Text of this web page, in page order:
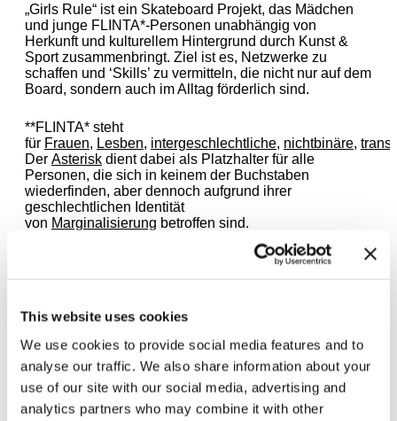
This website uses cookies
We use cookies to provide social media features and to
analyse our traffic. We also share information about your
use of our site with our social media, advertising and
analytics partners who may combine it with other
„Girls Rule“ ist ein Skateboard Projekt, das Mädchen
und junge FLINTA*-Personen unabhängig von
Herkunft und kulturellem Hintergrund durch Kunst &
Sport zusammenbringt. Ziel ist es, Netzwerke zu
schaffen und ‘Skills’ zu vermitteln, die nicht nur auf dem
Board, sondern auch im Alltag förderlich sind.
**FLINTA* steht
für Frauen, Lesben, intergeschlechtliche, nichtbinäre,
Der Asterisk dient dabei als Platzhalter für alle
Personen, die sich in keinem der Buchstaben
wiederfinden, aber dennoch aufgrund ihrer
geschlechtlichen Identität
von Marginalisierung betroffen sind.
Für mehr Informationen kannst du dich sehr gerne an
Zugehörige Ausstellungen